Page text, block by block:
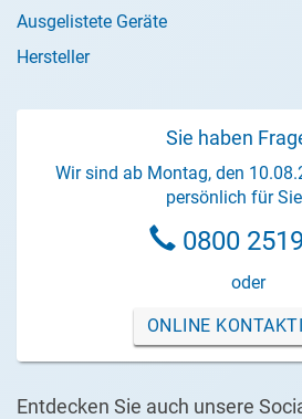
Ausgelistete Geräte
Hersteller
Sie haben
Wir sind ab Montag, den
persönlich für
0800
oder
ONLINE
Entdecken Sie auch unsere